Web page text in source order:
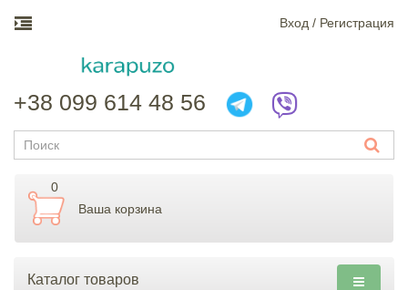
Вход / Регистрация
+38 099 614 48 56
0
Ваша корзина
Каталог товаров